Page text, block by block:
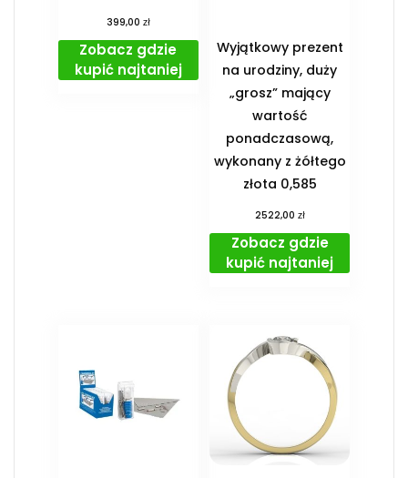
399,00 zł
Zobacz gdzie
kupić najtaniej
Wyjątkowy prezent
na urodziny, duży
„grosz” mający
wartość
ponadczasową,
wykonany z żółtego
złota 0,585
2522,00 zł
Zobacz gdzie
kupić najtaniej